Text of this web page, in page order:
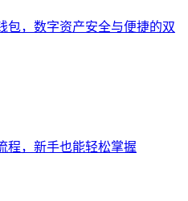
包，数字资产安全与便捷的双
程，新手也能轻松掌握